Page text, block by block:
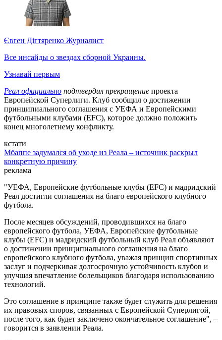
Євген Дігтяренко Журналист
Все инсайды о звездах сборной Украины.
Узнавай первым
Реал официально подтвердил прекращение проекта
Европейской Суперлиги. Клуб сообщил о достижении
принципиального соглашения с УЕФА и Европейскими
футбольными клубами (EFC), которое должно положить
конец многолетнему конфликту.
кстати
Мбаппе задумался об уходе из Реала – источник раскрыл
конкретную причину
реклама
"УЕФА, Европейские футбольные клубы (EFC) и мадридский
Реал достигли соглашения на благо европейского клубного
футбола.
После месяцев обсуждений, проводившихся на благо
европейского футбола, УЕФА, Европейские футбольные
клубы (EFC) и мадридский футбольный клуб Реал объявляют
о достижении принципиального соглашения на благо
европейского клубного футбола, уважая принцип спортивных
заслуг и подчеркивая долгосрочную устойчивость клубов и
улучшая впечатление болельщиков благодаря использованию
технологий.
Это соглашение в принципе также будет служить для решения
их правовых споров, связанных с Европейской Суперлигой,
после того, как будет заключено окончательное соглашение", –
говорится в заявлении Реала.